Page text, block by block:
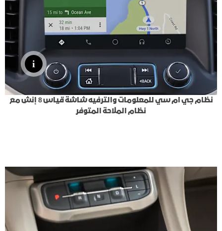
نظام جي ام سي للمعلومات والترفيه شاشة قياس 8 إنش مع
نظام الملاحة المتوفر